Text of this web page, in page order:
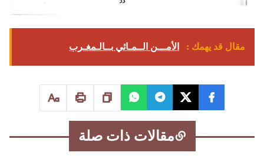
مقال قد يهمك : الأمـــن الــمـائي بــالـمغـرب
مقالات ذات صلة